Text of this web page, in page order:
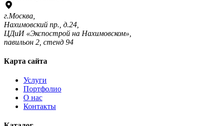
г.Москва,
Нахимовский пр., д.24,
ЦДиИ «Экспострой на Нахимовском»,
павильон 2, стенд 94
Карта сайта
Услуги
Портфолио
О нас
Контакты